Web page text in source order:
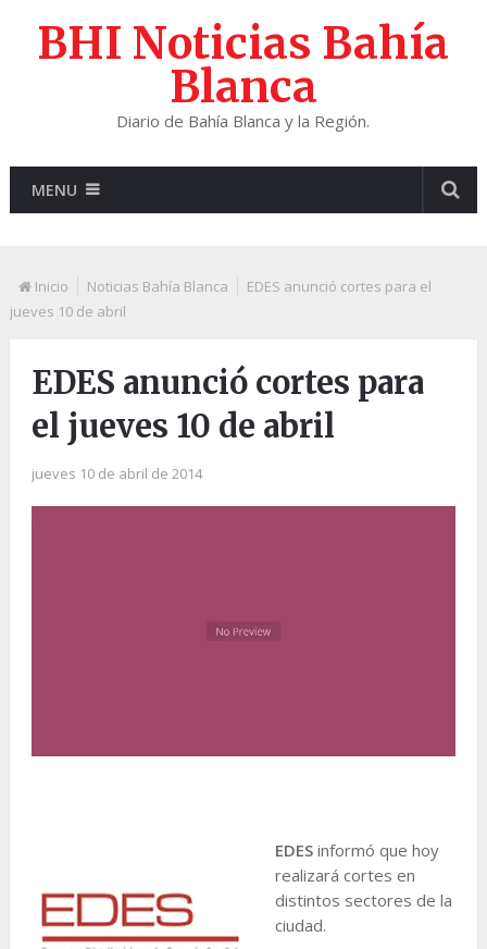
BHI Noticias Bahía
Blanca
Diario de Bahía Blanca y la Región.
MENU
Inicio Noticias Bahía Blanca
EDES anunció cortes para el
jueves 10 de abril
EDES anunció cortes para
el jueves 10 de abril
jueves 10 de abril de 2014
EDESinformó que hoy
realizará cortes en
distintos sectores de la
ciudad.